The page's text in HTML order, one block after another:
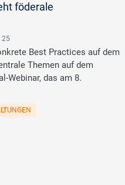
föderale
25
Best Practices auf dem
Themen auf dem
Webinar, das am 8.